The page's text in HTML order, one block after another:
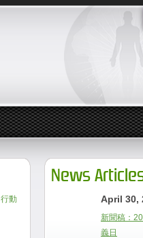
行動
News
April 30,
新聞稿：
義日